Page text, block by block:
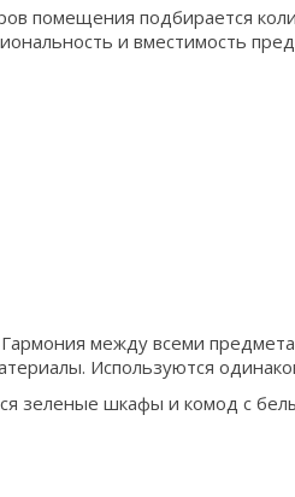
помещения подбирается
и вместимость
между всеми
Используются
зеленые шкафы и комод с